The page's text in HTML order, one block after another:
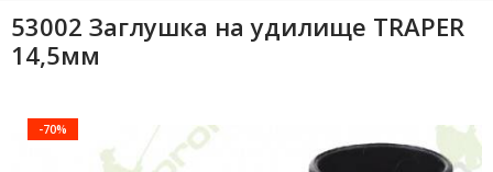
53002 Заглушка на удилище TRAPER
14,5мм
-70%